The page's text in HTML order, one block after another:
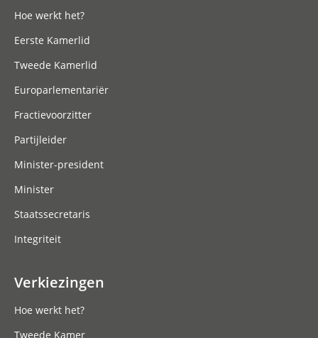
Hoe werkt het?
Eerste Kamerlid
Tweede Kamerlid
Europarlementariër
Fractievoorzitter
Partijleider
Minister-president
Minister
Staatssecretaris
Integriteit
Verkiezingen
Hoe werkt het?
Tweede Kamer